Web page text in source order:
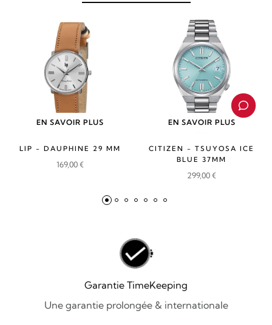
EN SAVOIR PLUS
LIP - DAUPHINE 29 MM
169,00€
EN SAVOIR PLUS
CITIZEN - TSUYOSA ICE
BLUE 37MM
299,00€
Garantie TimeKeeping
Une garantie prolongée & internationale